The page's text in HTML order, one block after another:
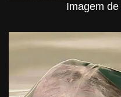
Imagem de